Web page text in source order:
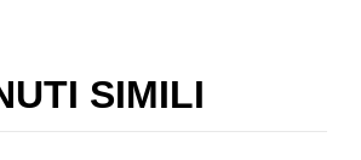
SIMILI